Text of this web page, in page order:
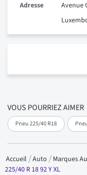
VOUS POURRIEZ AIMER
Pneu 225/40 R18
Adresse
Avenue
Accueil Auto Marques
225/40 R 18 92 Y XL